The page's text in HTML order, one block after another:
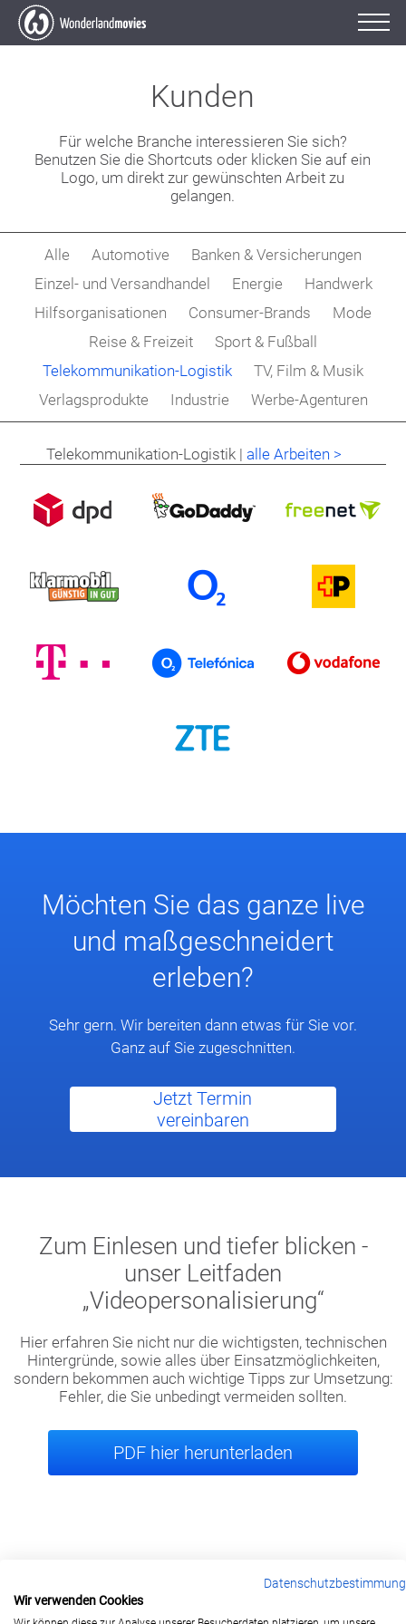
Kunden
Für welche Branche interessieren Sie sich?
Benutzen Sie die Shortcuts oder klicken Sie auf ein
Logo, um direkt zur gewünschten Arbeit zu
gelangen.
Alle Automotive
Banken & Versicherungen
Einzel- und Versandhandel
Energie
Handwerk
Hilfsorganisationen
Consumer-Brands
Mode
Reise & Freizeit
Sport & Fußball
Telekommunikation-Logistik
TV, Film & Musik
Verlagsprodukte
Industrie Werbe-Agenturen
Telekommunikation-Logistik | alle Arbeiten >
Möchten Sie das ganze live
und maßgeschneidert
erleben?
Sehr gern. Wir bereiten dann etwas für Sie vor.
Ganz auf Sie zugeschnitten.
Jetzt Termin
vereinbaren
Zum Einlesen und tiefer blicken -
unser Leitfaden
„Videopersonalisierung“
Hier erfahren Sie nicht nur die wichtigsten, technischen
Hintergründe, sowie alles über Einsatzmöglichkeiten,
sondern bekommen auch wichtige Tipps zur Umsetzung:
Fehler, die Sie unbedingt vermeiden sollten.
PDF hier herunterladen
Wir verwenden Cookies